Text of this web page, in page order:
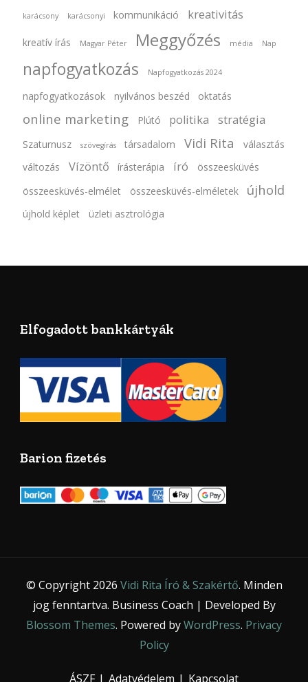
karácsony karácsonyi kommunikáció kreativitás
kreatív írás Magyar Péter Meggyőzés média Nap
napfogyatkozás Napfogyatkozás 2024
napfogyatkozások nyilvános beszéd oktatás
online marketing Plútó politika stratégia
Szaturnusz szövegírás társadalom Vidi Rita
választás
változás
Vízöntő írásterápia író
összeesküvés
összeesküvés-elmélet
összeesküvés-elméletek újhold
újhold képlet üzleti asztrológia
Elfogadott bankkártyák
Barion fizetés
© Copyright 2026 Vidi Rita Író & Szakértő. Minden
jog fenntartva. Business Coach | Developed By
Blossom Themes. Powered byWordPress. Privacy
Policy
ÁSZF Adatvédelem Kapcsolat